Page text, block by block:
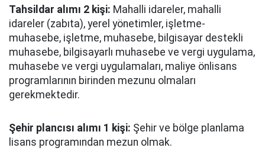
Tahsildar alımı 2 kişi: Mahalli idareler, mahalli
idareler (zabıta), yerel yönetimler, işletme-
muhasebe, işletme, muhasebe, bilgisayar destekli
muhasebe, bilgisayarlı muhasebe ve vergi uygulama,
muhasebe ve vergi uygulamaları, maliye önlisans
programlarının birinden mezunu olmaları
gerekmektedir.
Şehir plancısı alımı 1 kişi: Şehir ve bölge planlama
lisans programından mezun olmak.